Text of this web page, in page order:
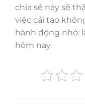
chia sẻ này sẽ
việc cải tạo
hành động nhỏ:
hôm nay.